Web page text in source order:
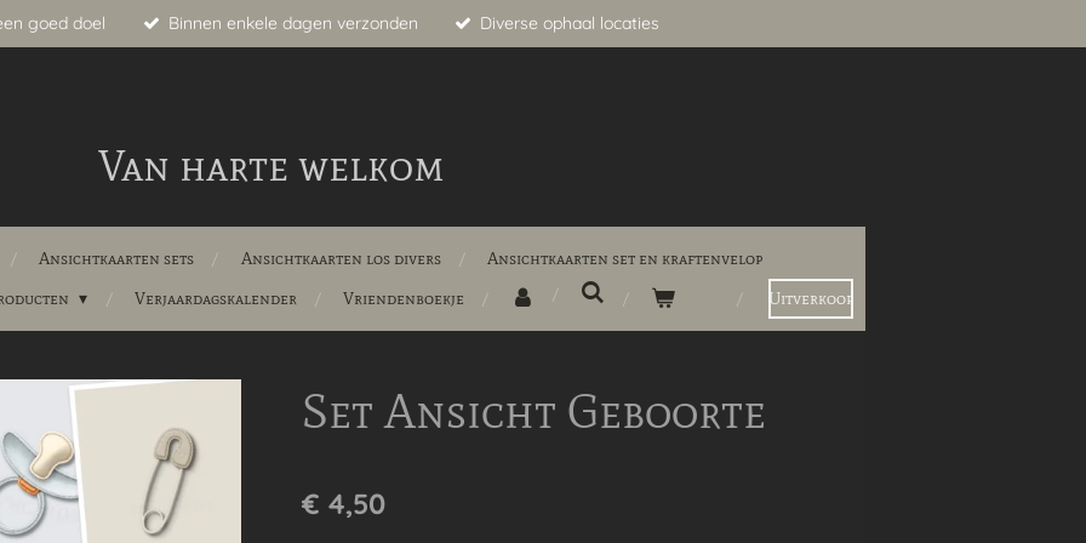
goed doel Binnen enkele dagen verzonden Diverse ophaal locaties
Van harte welkom
Ansichtkaarten sets Ansichtkaarten los divers
Ansichtkaarten set en kraftenvelop
Verjaardagskalender Vriendenboekje Uitverkoop
Set Ansicht Geboorte
€ 4,50